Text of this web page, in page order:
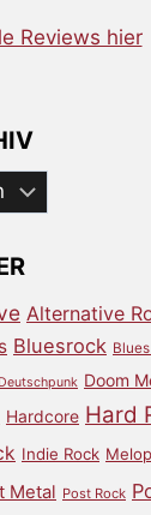
Reviews hier
Alternative
Bluesrock
Deutschpunk Doom
Hardcore Hard
Indie Rock
Metal Post Rock